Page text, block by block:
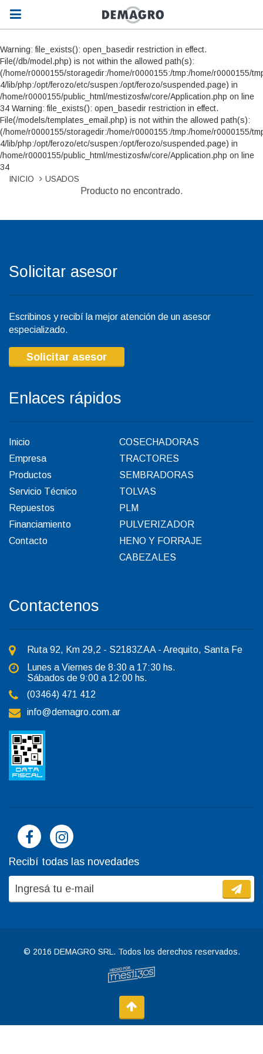
Warning: file_exists(): open_basedir restriction in effect.
File(/db/model.php) is not within the allowed path(s):
(/home/r0000155/storagedir:/home/r0000155:/tmp:/home/r0000155/
4/lib/php:/opt/ferozo/etc/suspen:/opt/ferozo/suspended.page) in
/home/r0000155/public_html/mestizosfw/core/Application.php on line
34 Warning: file_exists(): open_basedir restriction in effect.
File(/models/templates_email.php) is not within the allowed path(s):
(/home/r0000155/storagedir:/home/r0000155:/tmp:/home/r0000155/
4/lib/php:/opt/ferozo/etc/suspen:/opt/ferozo/suspended.page) in
/home/r0000155/public_html/mestizosfw/core/Application.php on line
34
INICIO
USADOS
Producto no encontrado.
Solicitar asesor
Escribinos y recibí la mejor atención de un asesor
especializado.
Solicitar asesor
Enlaces rápidos
Inicio
Empresa
Productos
Servicio Técnico
Repuestos
Financiamiento
Contacto
COSECHADORAS
TRACTORES
SEMBRADORAS
TOLVAS
PLM
PULVERIZADOR
HENO Y FORRAJE
CABEZALES
Contactenos
Ruta 92, Km 29,2 - S2183ZAA - Arequito, Santa Fe
Lunes a Viernes de 8:30 a 17:30 hs.
Sábados de 9:00 a 12:00 hs.
(03464) 471 412
info@demagro.com.ar
Recibí todas las novedades
© 2016 DEMAGRO SRL. Todos los derechos reservados.